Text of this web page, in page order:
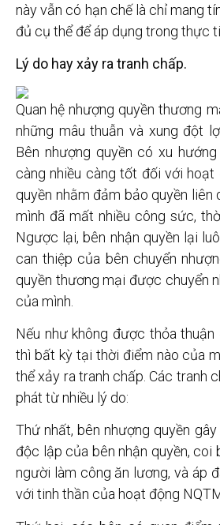
này vẫn có hạn chế là chỉ mang
đủ cụ thể để áp dụng trong thực
Lý do hay xảy ra tranh chấp.
Quan hệ nhượng quyền thương
những mâu thuẫn và xung đột
Bên nhượng quyền có xu
càng nhiều càng tốt đối với hoạt
quyền nhằm đảm bảo quyền liên
mình đã mất nhiều công sức,
Ngược lại, bên nhận quyền lại
can thiệp của bên chuyển
quyền thương mại được chuyển
của mình.
Nếu như không được thỏa
thì bất kỳ tại thời điểm nào của
thể xảy ra tranh chấp. Các tranh
phát từ nhiều lý do:
Thứ nhất, bên nhượng quyền
độc lập của bên nhận quyền, coi
người làm công ăn lương, và áp
với tinh thần của hoạt động